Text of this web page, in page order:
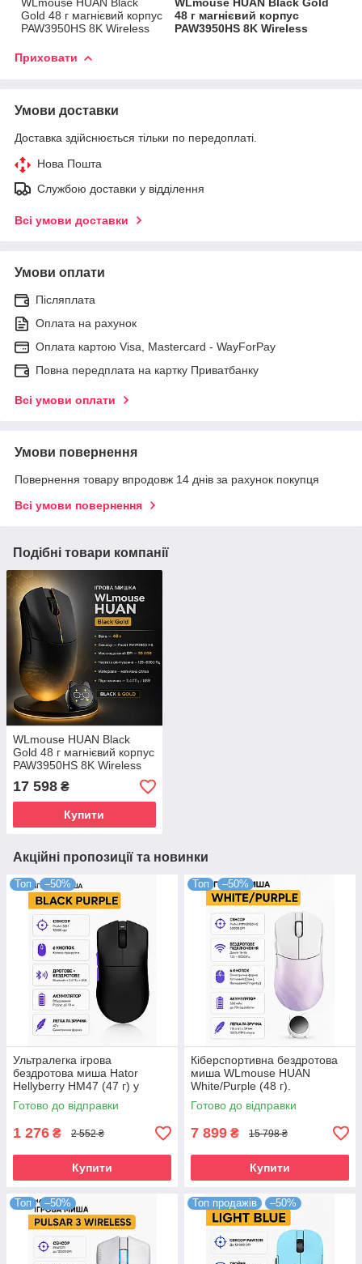
Gold 48 г магнієвий корпус
PAW3950HS 8K Wireless
48 г магнієвий корпус
PAW3950HS 8K Wireless
Приховати
Умови доставки
Доставка здійснюється тільки по передоплаті.
Нова Пошта
Службою доставки у відділення
Всі умови доставки
Умови оплати
Післяплата
Оплата на рахунок
Оплата картою Visa, Mastercard - WayForPay
Повна передплата на картку Приватбанку
Всі умови оплати
Умови повернення
Повернення товару впродовж 14 днів за рахунок покупця
Всі умови повернення
Подібні товари компанії
WLmouse HUAN Black
Gold 48 г магнієвий корпус
PAW3950HS 8K Wireless
17 598 ₴
Купити
Акційні пропозиції та новинки
Топ –50%
Ультралегка ігрова
бездротова миша Hator
Hellyberry HM47 (47 г) у
чорно-фіолетовому кольорі.
Сенсор PixArt 3311 12000
Готово до відправки
1 276 ₴ 2 552 ₴
Купити
Топ –50%
Кіберспортивна бездротова
миша WLmouse HUAN
White/Purple (48 г).
Сплошний магнієвий корпус,
сенсор PixArt PAW3950HS
Готово до відправки
7 899 ₴ 15 798 ₴
Купити
Топ –50% Топ продажів –50%